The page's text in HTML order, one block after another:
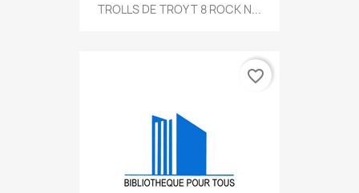
TROLLS DE TROY T 8 ROCK N...
favorite_border